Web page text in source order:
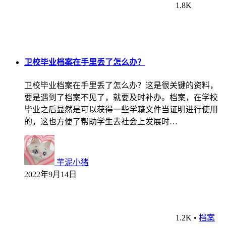
1.8K
卫校毕业档案在手里丢了怎么办？
卫校毕业档案在手里丢了怎么办？这是很关键的资料，
要是遇到了档案不见了，就要及时补办。档案，在学校
毕业之后显然是可以获得一些学籍文件当证明进行使用
的，这也方便了帮助学生去社会上发展时…
芋泥小猪
2022年9月14日
1.2K • 档案